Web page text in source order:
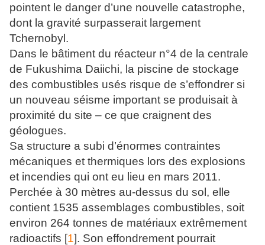
pointent le danger d’une nouvelle catastrophe,
dont la gravité surpasserait largement
Tchernobyl.
Dans le bâtiment du réacteur n°4 de la centrale
de Fukushima Daiichi, la piscine de stockage
des combustibles usés risque de s’effondrer si
un nouveau séisme important se produisait à
proximité du site – ce que craignent des
géologues.
Sa structure a subi d’énormes contraintes
mécaniques et thermiques lors des explosions
et incendies qui ont eu lieu en mars 2011.
Perchée à 30 mètres au-dessus du sol, elle
contient 1535 assemblages combustibles, soit
environ 264 tonnes de matériaux extrêmement
radioactifs [1]. Son effondrement pourrait